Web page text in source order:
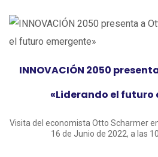
INNOVACIÓN 2050
«Liderando el futuro
Visita del economista Otto Scharmer
16 de Junio de 2022, a las